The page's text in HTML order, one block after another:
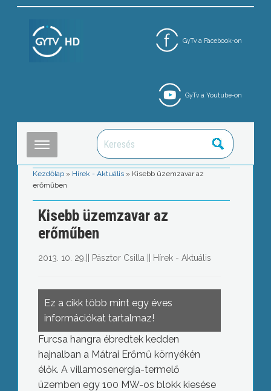
GyTv a Facebook-on
GyTv a Youtube-on
Kezdőlap » Hírek - Aktuális » Kisebb üzemzavar az
erőműben
Kisebb üzemzavar az
erőműben
2013. 10. 29. Pásztor Csilla Hírek - Aktuális
Ez a cikk több mint egy éves
információkat tartalmaz!
Furcsa hangra ébredtek kedden
hajnalban a Mátrai Erőmű környékén
élők. A villamosenergia-termelő
üzemben egy 100 MW-os blokk kiesése